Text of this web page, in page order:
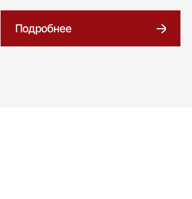
Подробнее